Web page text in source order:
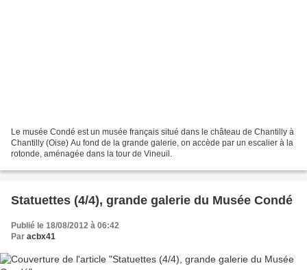
Le musée Condé est un musée français situé dans le château de Chantilly à
Chantilly (Oise) Au fond de la grande galerie, on accède par un escalier à la
rotonde, aménagée dans la tour de Vineuil.
Statuettes (4/4), grande galerie du Musée Condé
Publié le 18/08/2012 à 06:42
Par acbx41